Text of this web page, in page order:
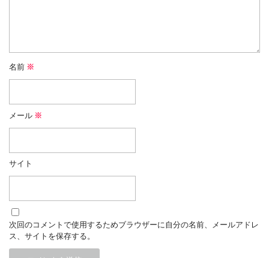
名前 ※
メール ※
サイト
次回のコメントで使用するためブラウザーに自分の名前、メールアドレ
ス、サイトを保存する。